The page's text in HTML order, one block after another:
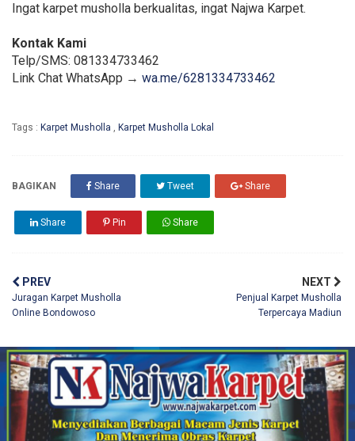
Ingat karpet musholla berkualitas, ingat Najwa Karpet.
Kontak Kami
Telp/SMS: 081334733462
Link Chat WhatsApp → wa.me/6281334733462
Tags : Karpet Musholla , Karpet Musholla Lokal
BAGIKAN Share Tweet Share
Share Pin Share
PREV
Juragan Karpet Musholla
Online Bondowoso
NEXT
Penjual Karpet Musholla
Terpercaya Madiun